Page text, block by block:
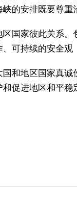
峡的安排既要尊
区国家彼此关系
可持续的安全
国和地区国家真
和促进地区和平稳